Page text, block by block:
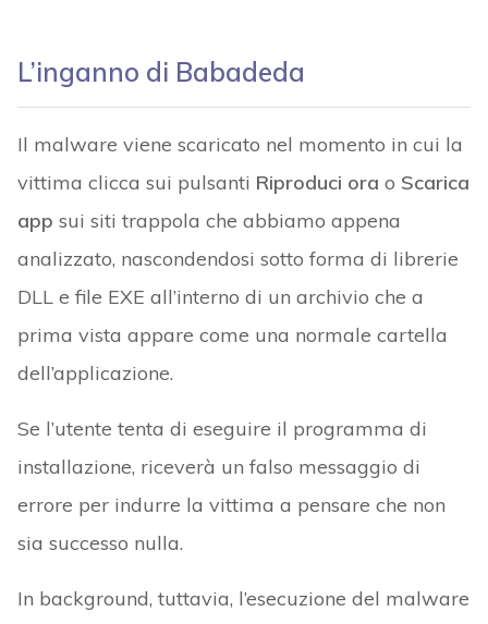
L’inganno di Babadeda
Il malware viene scaricato nel momento in cui la
vittima clicca sui pulsanti Riproduci ora o Scarica
app sui siti trappola che abbiamo appena
analizzato, nascondendosi sotto forma di librerie
DLL e file EXE all’interno di un archivio che a
prima vista appare come una normale cartella
dell’applicazione.
Se l’utente tenta di eseguire il programma di
installazione, riceverà un falso messaggio di
errore per indurre la vittima a pensare che non
sia successo nulla.
In background, tuttavia, l’esecuzione del malware